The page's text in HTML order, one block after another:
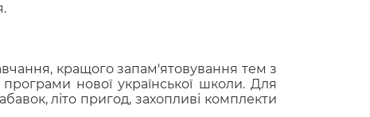
кращого запам'ятовування тем з
нової української школи. Для
літо пригод, захопливі комплекти